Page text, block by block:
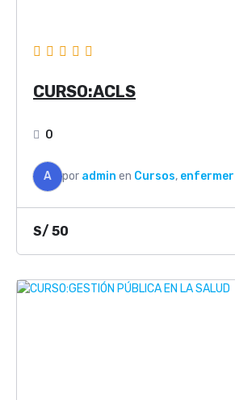
CURSO:ACLS
0
A por admin en Cursos,
S/ 50